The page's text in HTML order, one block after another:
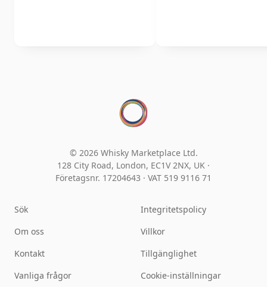
© 2026 Whisky Marketplace Ltd.
128 City Road, London, EC1V 2NX, UK ·
Företagsnr. 17204643 · VAT 519 9116 71
Sök
Om oss
Kontakt
Vanliga frågor
Integritetspolicy
Villkor
Tillgänglighet
Cookie-inställningar